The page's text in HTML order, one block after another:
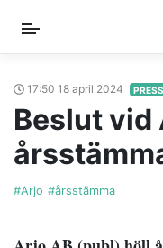
17:50 18 april 2024
Beslut vid
#Arjo #årsstämma